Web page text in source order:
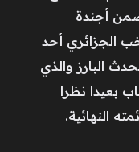
ضمن أجندة
الجزائري أحد
البارز والذي
بعيدا نظرا
النهائية.